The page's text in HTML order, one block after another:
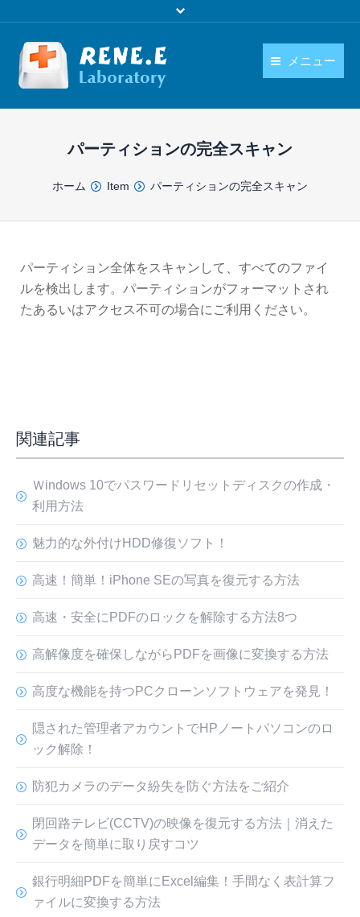
メニュー
ダウンロード
購入
操作ガイド
お問い合わせ
日本語
パーティションの完全スキャン
You are here:
ホーム Item パーティションの完全スキャン
パーティション全体をスキャンして、すべてのファイ
ルを検出します。パーティションがフォーマットされ
たあるいはアクセス不可の場合にご利用ください。
関連記事
Ｗindows 10でパスワードリセットディスクの作成・
利用方法
魅力的な外付けHDD修復ソフト！
高速！簡単！iPhone SEの写真を復元する方法
高速・安全にPDFのロックを解除する方法8つ
高解像度を確保しながらPDFを画像に変換する方法
高度な機能を持つPCクローンソフトウェアを発見！
隠された管理者アカウントでHPノートパソコンのロ
ック解除！
防犯カメラのデータ紛失を防ぐ方法をご紹介
閉回路テレビ(CCTV)の映像を復元する方法｜消えた
データを簡単に取り戻すコツ
銀行明細PDFを簡単にExcel編集！手間なく表計算フ
ァイルに変換する方法